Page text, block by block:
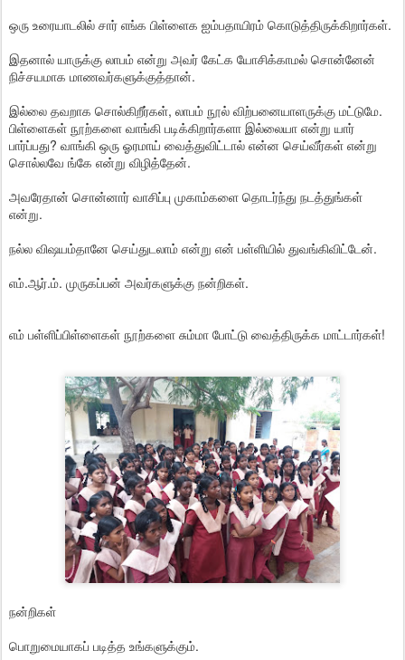
ஒரு உரையாடலில் சார் எங்க பிள்ளைக ஐம்பதாயிரம் கொடுத்திருக்கிறார்கள்.
இதனால் யாருக்கு லாபம் என்று அவர் கேட்க யோசிக்காமல் சொன்னேன்
நிச்சயமாக மாணவர்களுக்குத்தான்.
இல்லை தவறாக சொல்கிறீர்கள், லாபம் நூல் விற்பனையாளருக்கு மட்டுமே.
பிள்ளைகள் நூற்களை வாங்கி படிக்கிறார்களா இல்லையா என்று யார்
பார்ப்பது? வாங்கி ஒரு ஓரமாய் வைத்துவிட்டால் என்ன செய்வீர்கள் என்று
சொல்லவே ங்கே என்று விழித்தேன்.
அவரேதான் சொன்னார் வாசிப்பு முகாம்களை தொடர்ந்து நடத்துங்கள்
என்று.
நல்ல விஷயம்தானே செய்துடலாம் என்று என் பள்ளியில் துவங்கிவிட்டேன்.
எம்.ஆர்.ம். முருகப்பன் அவர்களுக்கு நன்றிகள்.
எம் பள்ளிப்பிள்ளைகள் நூற்களை சும்மா போட்டு வைத்திருக்க மாட்டார்கள்!
நன்றிகள்
பொறுமையாகப் படித்த உங்களுக்கும்.